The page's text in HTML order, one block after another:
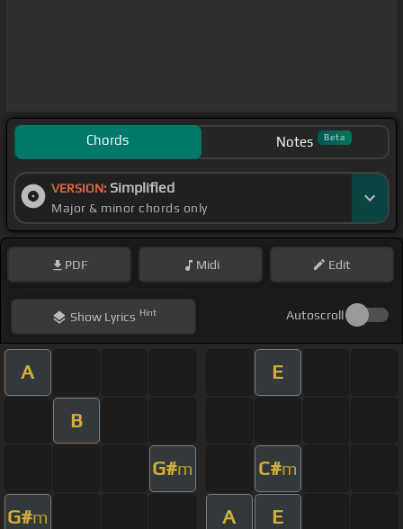
Chords Notes Beta
VERSION: Simplified
Major & minor chords only
PDF Midi Edit
ShowLyrics Hint Autoscroll
A E
B
G#m C#m
G#m A E